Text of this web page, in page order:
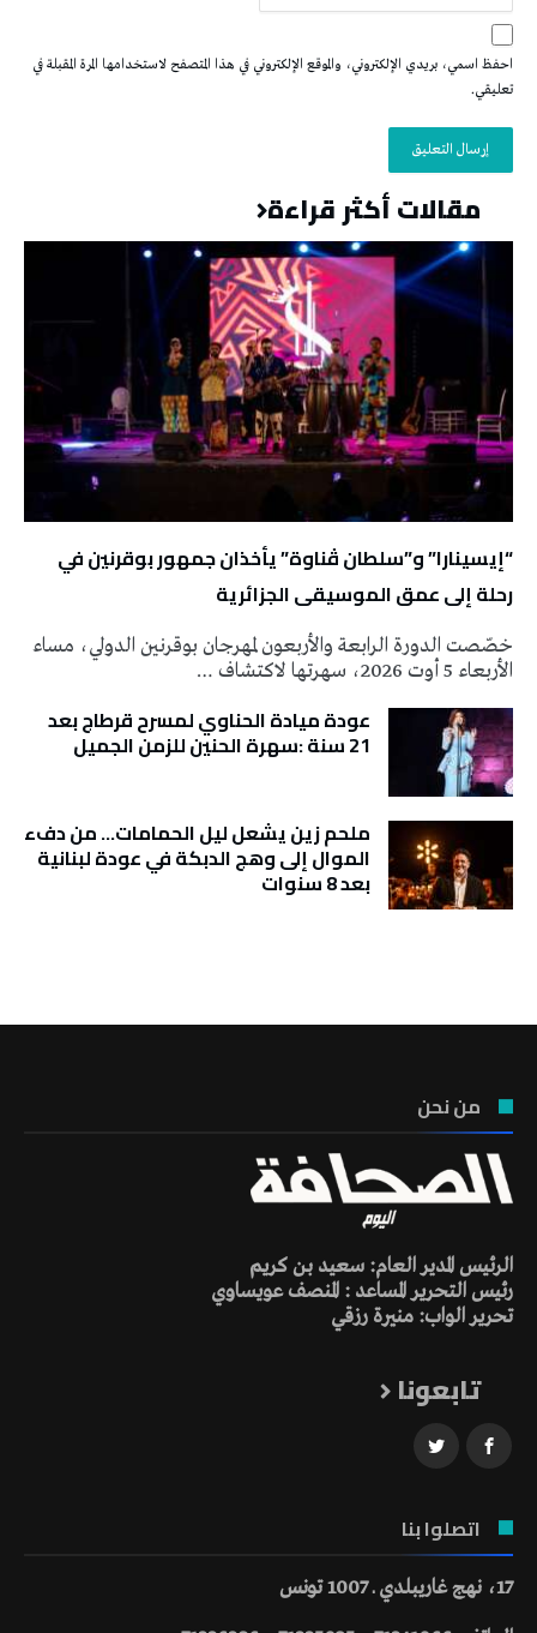
احفظ اسمي، بريدي الإلكتروني، والموقع الإلكتروني في هذا المتصفح لاستخدامها المرة المقبلة في
تعليقي.
مقالات أكثر قراءة
“إيسينارا” و”سلطان ڤناوة” يأخذان جمهور بوقرنين في
رحلة إلى عمق الموسيقى الجزائرية
خصّصت الدورة الرابعة والأربعون لمهرجان بوقرنين الدولي، مساء
الأربعاء 5 أوت 2026، سهرتها لاكتشاف …
عودة ميادة الحناوي لمسرح قرطاج بعد
21 سنة :سهرة الحنين للزمن الجميل
ملحم زين يشعل ليل الحمامات… من دفء
الموال إلى وهج الدبكة في عودة لبنانية
بعد 8 سنوات
من نحن
الرئيس المدير العام: سعيد بن كريم
رئيس التحرير المساعد : المنصف عويساوي
تحرير الواب: منيرة رزقي
تابعونا
اتصلوا بنا
17، نهج غاريبلدي ـ 1007 تونس